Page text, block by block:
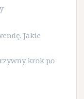
Jakie
krok po